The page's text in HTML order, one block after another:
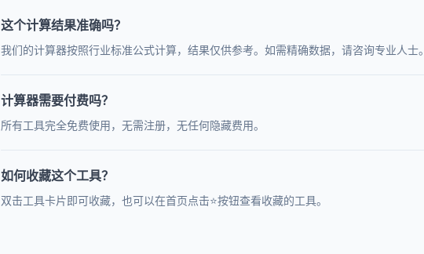
这个计算结果准确吗？
我们的计算器按照行业标准公式计算，结果仅供参考。如需精确数据，请咨询专业人士。
计算器需要付费吗？
所有工具完全免费使用，无需注册，无任何隐藏费用。
如何收藏这个工具？
双击工具卡片即可收藏，也可以在首页点击⭐按钮查看收藏的工具。